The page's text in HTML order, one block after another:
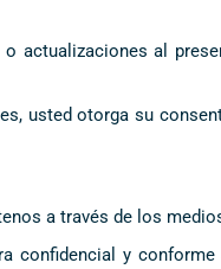
actualizaciones al
usted otorga su
a través de los
confidencial y